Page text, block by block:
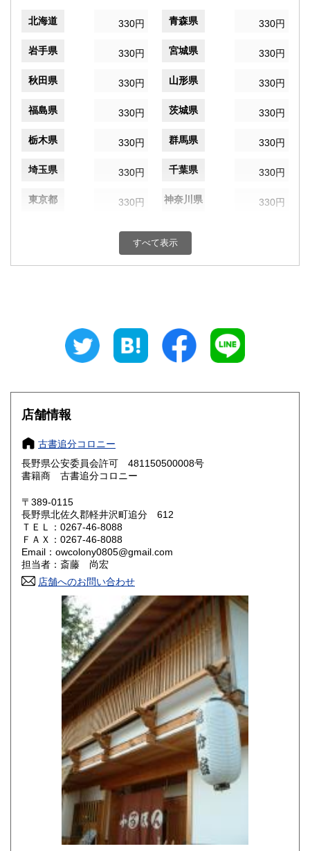
北海道 330円 青森県 330円
岩手県 330円 宮城県 330円
秋田県 330円 山形県 330円
福島県 330円 茨城県 330円
栃木県 330円 群馬県 330円
埼玉県 330円 千葉県 330円
東京都 330円 神奈川県 330円
330円 富山県
330円 三重県
大阪府
奈良県
鳥取県 330円 島根県
岡山県
山口県 330円
香川県 330円 愛媛県
高知県 330円
330円 長崎県
330円 大分県
330円 鹿児島県
330円
すべて表示
店舗情報
古書追分コロニー
長野県公安委員会許可 481150500008号
書籍商 古書追分コロニー
〒389-0115
長野県北佐久郡軽井沢町追分 612
ＴＥＬ：0267-46-8088
ＦＡＸ：0267-46-8088
Email：owcolony0805@gmail.com
担当者：斎藤 尚宏
店舗へのお問い合わせ